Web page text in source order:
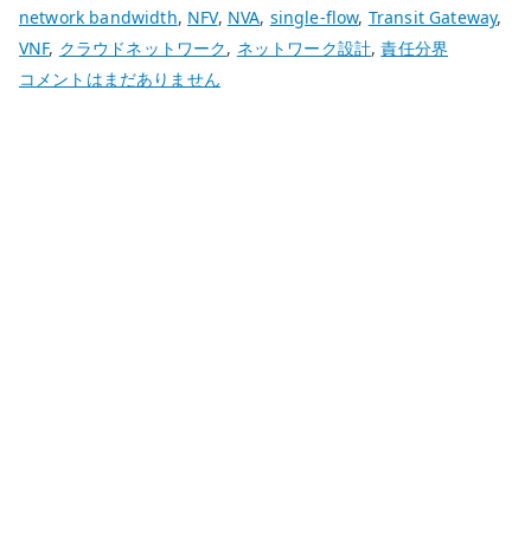
network bandwidth, NFV, NVA, single-flow, Transit Gateway,
VNF, クラウドネットワーク, ネットワーク設計,責任分界
AWS
コメントはまだありません